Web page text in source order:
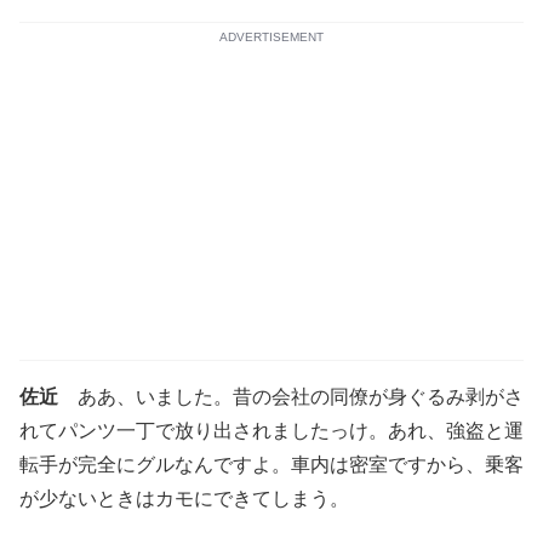
ADVERTISEMENT
佐近 ああ、いました。昔の会社の同僚が身ぐるみ剥がさ
れてパンツ一丁で放り出されましたっけ。あれ、強盗と運
転手が完全にグルなんですよ。車内は密室ですから、乗客
が少ないときはカモにできてしまう。